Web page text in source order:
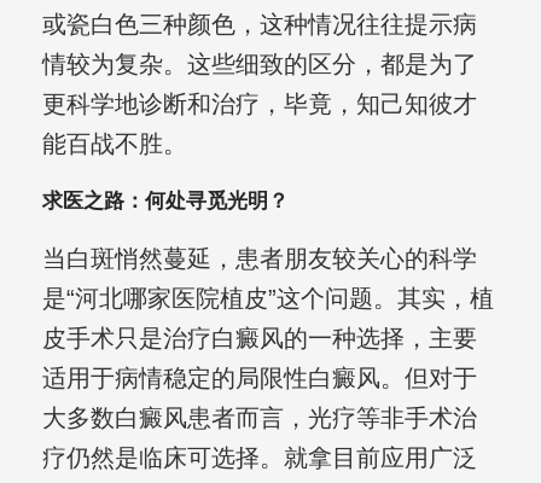
或瓷白色三种颜色，这种情况往往提示病
情较为复杂。这些细致的区分，都是为了
更科学地诊断和治疗，毕竟，知己知彼才
能百战不胜。
求医之路：何处寻觅光明？
当白斑悄然蔓延，患者朋友较关心的科学
是“河北哪家医院植皮”这个问题。其实，植
皮手术只是治疗白癜风的一种选择，主要
适用于病情稳定的局限性白癜风。但对于
大多数白癜风患者而言，光疗等非手术治
疗仍然是临床可选择。就拿目前应用广泛